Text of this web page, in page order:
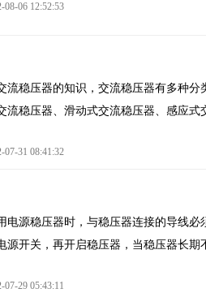
08-06 12:52:53
流稳压器的知识，交流稳压器有多种
流稳压器、滑动式交流稳压器、感应
07-31 08:41:32
电源稳压器时，与稳压器连接的导线
源开关，再开启稳压器，当稳压器长
07-29 05:43:11